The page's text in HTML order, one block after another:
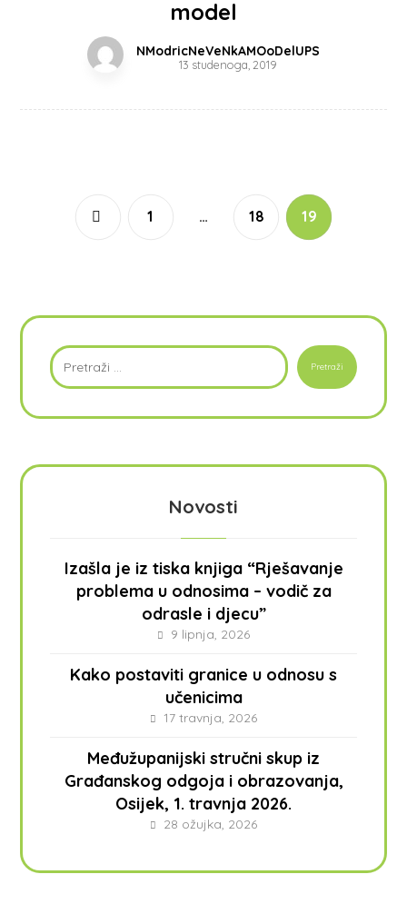
model
NModricNeVeNkAMOoDelUPS
13 studenoga, 2019
1 … 18 19
Novosti
Izašla je iz tiska knjiga “Rješavanje
problema u odnosima – vodič za
odrasle i djecu”
9 lipnja, 2026
Kako postaviti granice u odnosu s
učenicima
17 travnja, 2026
Međužupanijski stručni skup iz
Građanskog odgoja i obrazovanja,
Osijek, 1. travnja 2026.
28 ožujka, 2026